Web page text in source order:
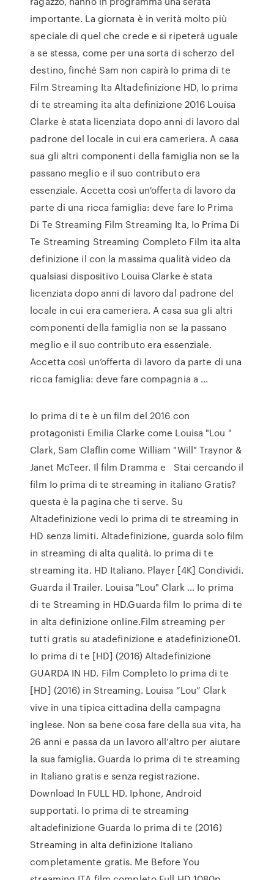
importante. La giornata è in verità molto più
speciale di quel che crede e si ripeterà uguale
a se stessa, come per una sorta di scherzo del
destino, finché Sam non capirà Io prima di te
Film Streaming Ita Altadefinizione HD, Io prima
di te streaming ita alta definizione 2016 Louisa
Clarke è stata licenziata dopo anni di lavoro dal
padrone del locale in cui era cameriera. A casa
sua gli altri componenti della famiglia non se la
passano meglio e il suo contributo era
essenziale. Accetta così un'offerta di lavoro da
parte di una ricca famiglia: deve fare Io Prima
Di Te Streaming Film Streaming Ita, Io Prima Di
Te Streaming Streaming Completo Film ita alta
definizione il con la massima qualità video da
qualsiasi dispositivo Louisa Clarke è stata
licenziata dopo anni di lavoro dal padrone del
locale in cui era cameriera. A casa sua gli altri
componenti della famiglia non se la passano
meglio e il suo contributo era essenziale.
Accetta così un’offerta di lavoro da parte di una
ricca famiglia: deve fare compagnia a …
Io prima di te è un film del 2016 con
protagonisti Emilia Clarke come Louisa "Lou "
Clark, Sam Claflin come William "Will" Traynor &
Janet McTeer. Il film Dramma e Stai cercando il
film Io prima di te streaming in italiano Gratis?
questa è la pagina che ti serve. Su
Altadefinizione vedi Io prima di te streaming in
HD senza limiti. Altadefinizione, guarda solo film
in streaming di alta qualità. Io prima di te
streaming ita. HD Italiano. Player [4K] Condividi.
Guarda il Trailer. Louisa "Lou" Clark … Io prima
di te Streaming in HD.Guarda film Io prima di te
in alta definizione online.Film streaming per
tutti gratis su atadefinizione e atadefinizione01.
Io prima di te [HD] (2016) Altadefinizione
GUARDA IN HD. Film Completo Io prima di te
[HD] (2016) in Streaming. Louisa “Lou” Clark
vive in una tipica cittadina della campagna
inglese. Non sa bene cosa fare della sua vita, ha
26 anni e passa da un lavoro all’altro per aiutare
la sua famiglia. Guarda Io prima di te streaming
in Italiano gratis e senza registrazione.
Download In FULL HD. Iphone, Android
supportati. Io prima di te streaming
altadefinizione Guarda Io prima di te (2016)
Streaming in alta definizione Italiano
completamente gratis. Me Before You